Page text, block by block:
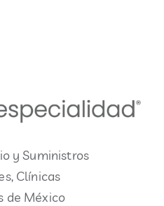
y Suministros
Clínicas
de México